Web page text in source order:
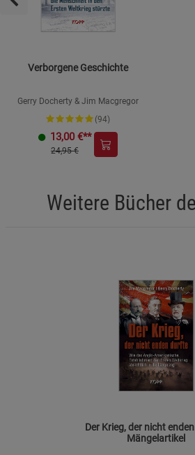
Verborgene Geschichte
Gerry Docherty & Jim Macgregor
(94)
13,00 €**
24,95 €
Weitere Bücher
Der Krieg, der nicht
Mängelartikel